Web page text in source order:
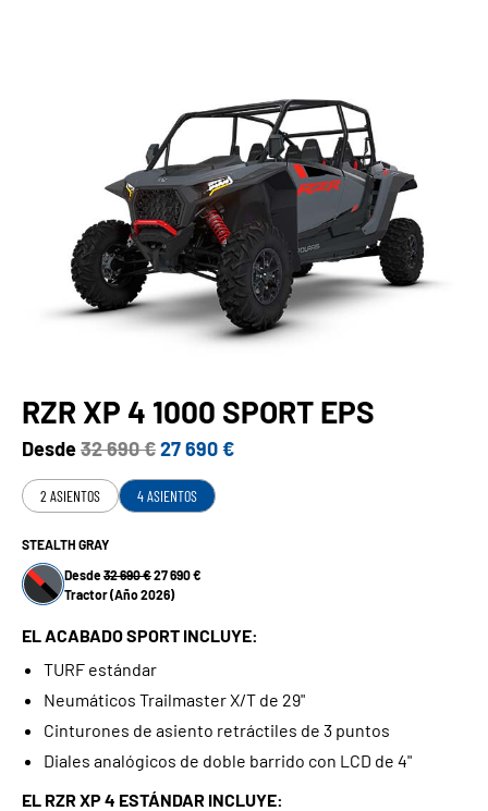
RZR XP 4 1000 SPORT EPS
Desde32 690 €27 690 €
2 ASIENTOS 4 ASIENTOS
STEALTH GRAY
Desde32 690 €27 690 €
Tractor (Año 2026)
EL ACABADO SPORT INCLUYE:
TURF estándar
Neumáticos Trailmaster X/T de 29"
Cinturones de asiento retráctiles de 3 puntos
Diales analógicos de doble barrido con LCD de 4"
EL RZR XP 4 ESTÁNDAR INCLUYE: